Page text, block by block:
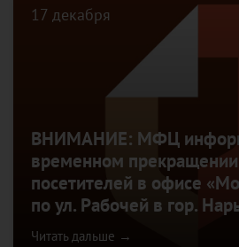
17 декабря
ВНИМАНИЕ: МФЦ
временном
посетителей в офисе
по ул. Рабочей в гор.
Читать дальше →